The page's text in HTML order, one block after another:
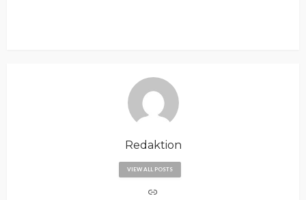
Redaktion
VIEW ALL POSTS